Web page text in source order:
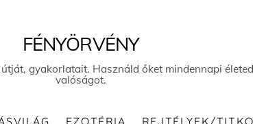
FÉNYÖRVÉNY
gyakorlatait. Használd őket mindennapi
valóságot.